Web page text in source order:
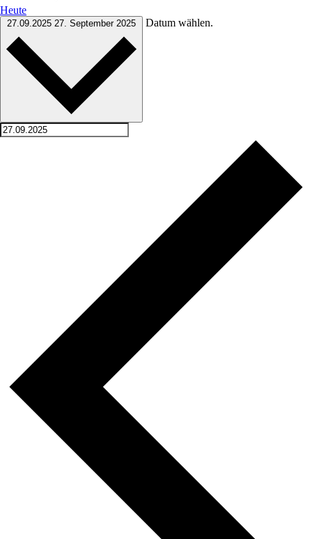
Heute
27.09.2025 27. September 2025 Datum wählen.